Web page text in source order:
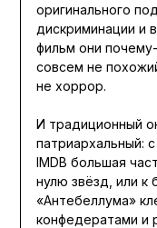
оригинального
дискриминации и
фильм они
совсем не
не хоррор.
И традиционный
патриархальный:
IMDB большая
нулю звёзд, или к
«Антебеллума»
конфедератами и